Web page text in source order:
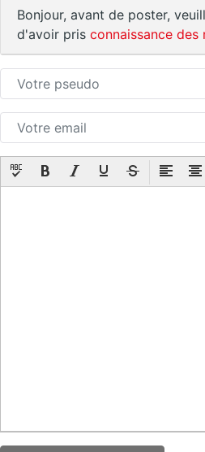
Bonjour, avant de poster,
d'avoir pris connaissance des